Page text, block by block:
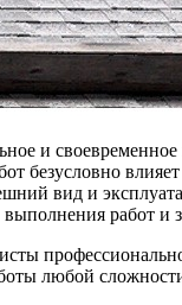
и
безусловно
вид и
выполнения работ и
любой